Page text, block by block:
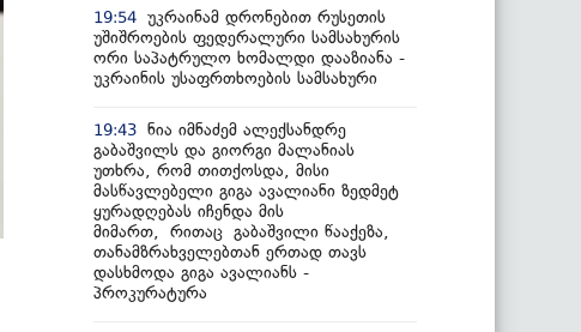
19:54 უკრაინამ დრონებით რუსეთის
უშიშროების ფედერალური სამსახურის
ორი საპატრულო ხომალდი დააზიანა -
უკრაინის უსაფრთხოების სამსახური
19:43 ნია იმნაძემ ალექსანდრე
გაბაშვილს და გიორგი მალანიას
უთხრა, რომ თითქოსდა, მისი
მასწავლებელი გიგა ავალიანი ზედმეტ
ყურადღებას იჩენდა მის
მიმართ, რითაც გაბაშვილი წააქეზა,
თანამზრახველებთან ერთად თავს
დასხმოდა გიგა ავალიანს -
პროკურატურა